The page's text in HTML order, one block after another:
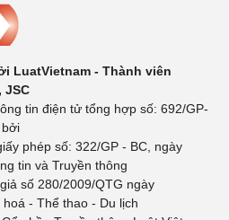
LuatVietnam - Thành viên
JSC
tin điện tử tổng hợp số: 692/GP-
phép số: 322/GP - BC, ngày
tin và Truyền thông
số 280/2009/QTG ngày
- Thể thao - Du lịch